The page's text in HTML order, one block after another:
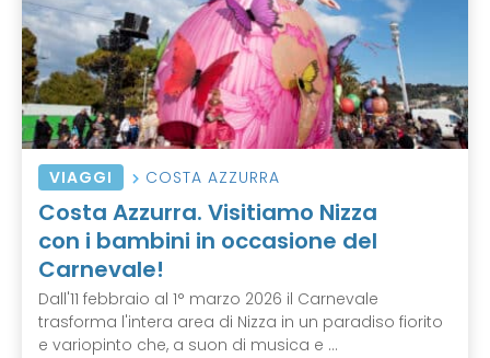
VIAGGI COSTA AZZURRA
Costa Azzurra. Visitiamo Nizza
con i bambini in occasione del
Carnevale!
Dall'11 febbraio al 1° marzo 2026 il Carnevale
trasforma l'intera area di Nizza in un paradiso fiorito
e variopinto che, a suon di musica e ...